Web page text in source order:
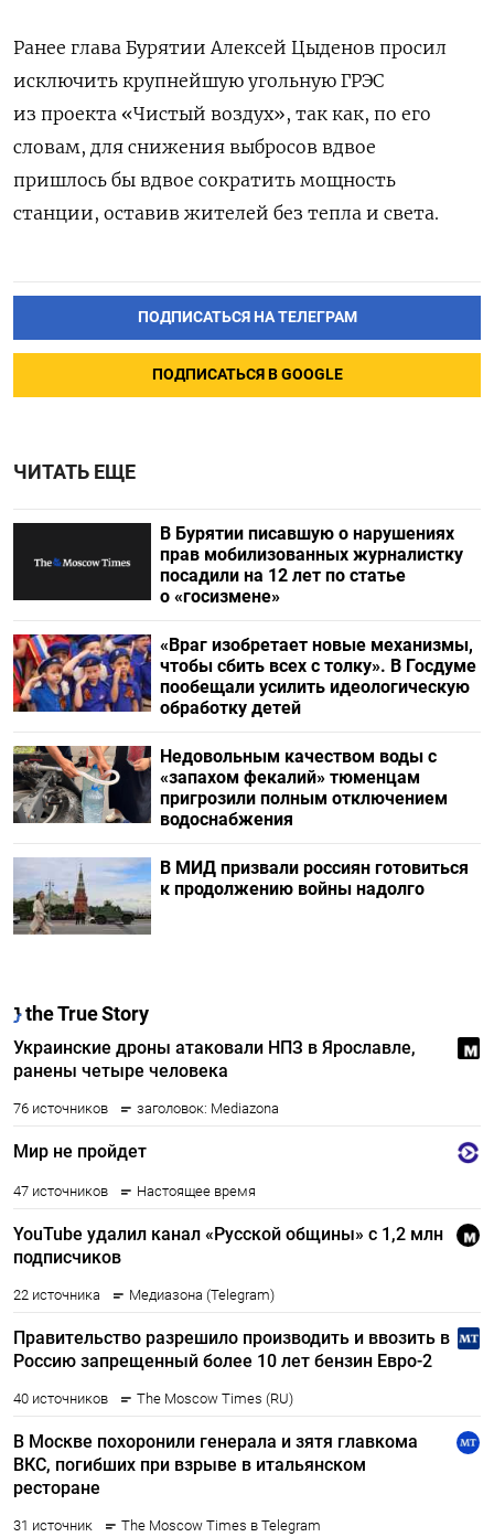
Ранее глава Бурятии Алексей Цыденов просил
исключить крупнейшую угольную ГРЭС
из проекта «Чистый воздух», так как, по его
словам, для снижения выбросов вдвое
пришлось бы вдвое сократить мощность
станции, оставив жителей без тепла и света.
ПОДПИСАТЬСЯ НА ТЕЛЕГРАМ
ПОДПИСАТЬСЯ В GOOGLE
ЧИТАТЬ ЕЩЕ
В Бурятии писавшую о нарушениях
прав мобилизованных журналистку
посадили на 12 лет по статье
о «госизмене»
«Враг изобретает новые механизмы,
чтобы сбить всех с толку». В Госдуме
пообещали усилить идеологическую
обработку детей
Недовольным качеством воды с
«запахом фекалий» тюменцам
пригрозили полным отключением
водоснабжения
В МИД призвали россиян готовиться
к продолжению войны надолго